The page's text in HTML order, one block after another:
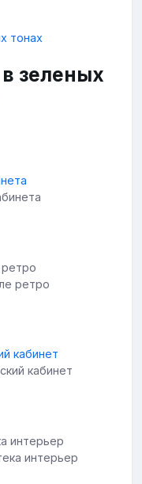
зеленых
ретро
кабинет
интерьер